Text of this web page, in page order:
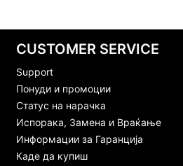
CUSTOMER SERVICE
Support
Понуди и промоции
Статус на нарачка
Испорака, Замена и Враќање
Информации за Гаранција
Каде да купиш